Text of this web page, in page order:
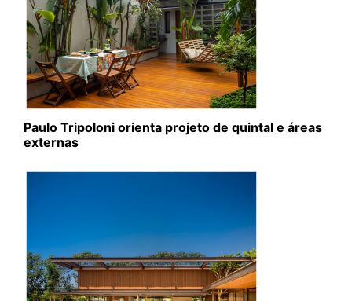
Paulo Tripoloni orienta projeto de quintal e áreas
externas